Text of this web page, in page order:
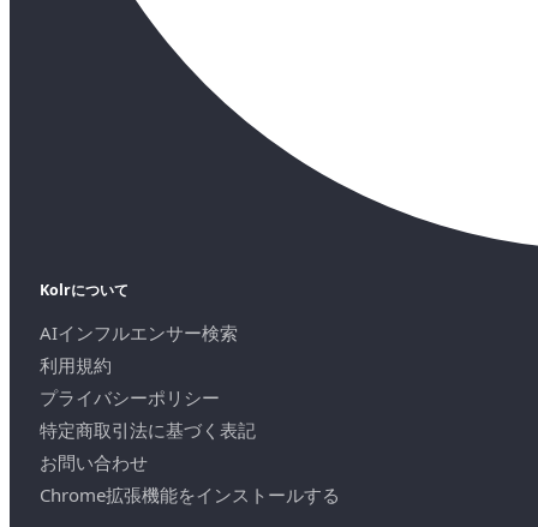
Kolrについて
AIインフルエンサー検索
利用規約
プライバシーポリシー
特定商取引法に基づく表記
お問い合わせ
Chrome拡張機能をインストールする